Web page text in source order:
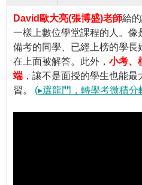
David歐大亮(張博盛)老師給
一樣上數位學堂課程的人。像
備考的同學、已經上榜的學
在上面被解答。此外，小考、
端 ，讓不是面授的學生也能
習。 (▸選龍門，轉學考微積分